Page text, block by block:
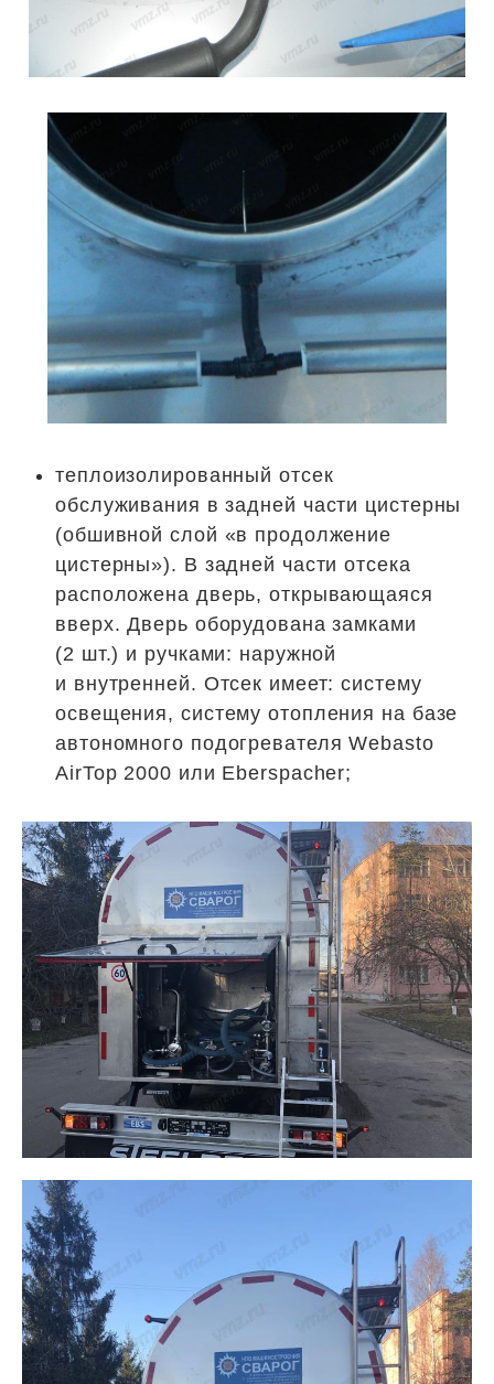
теплоизолированный отсек
обслуживания в задней части цистерны
(обшивной слой «в продолжение
цистерны»). В задней части отсека
расположена дверь, открывающаяся
вверх. Дверь оборудована замками
(2 шт.) и ручками: наружной
и внутренней. Отсек имеет: систему
освещения, систему отопления на базе
автономного подогревателя Webasto
AirTop 2000 или Eberspacher;